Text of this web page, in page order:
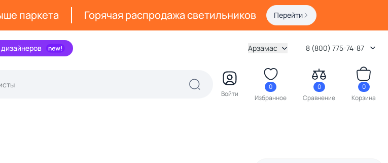
паркета Горячая распродажа светильников Перейти
Арзамас 8 (800) 775-74-87
Войти
0
Избранное
0
Сравнение
0
Корзина